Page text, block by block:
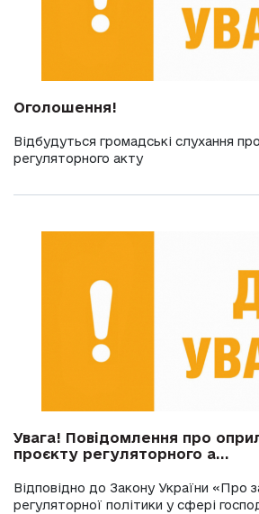
Оголошення!
Відбудуться громадські слухання
регуляторного акту
Увага! Повідомлення про
проєкту регуляторного а...
Відповідно до Закону України «Про
регуляторної політики у сфері